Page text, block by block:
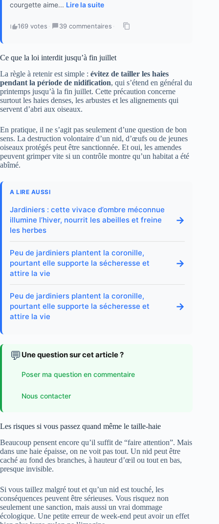
courgette aime... Lire la suite
169 votes · 39 commentaires ·
Ce que la loi interdit jusqu’à fin juillet
La règle à retenir est simple : évitez de tailler les haies
pendant la période de nidification, qui s’étend en général du
printemps jusqu’à la fin juillet. Cette précaution concerne
surtout les haies denses, les arbustes et les alignements qui
servent d’abri aux oiseaux.
En pratique, il ne s’agit pas seulement d’une question de bon
sens. La destruction volontaire d’un nid, d’œufs ou de jeunes
oiseaux protégés peut être sanctionnée. Et oui, les amendes
peuvent grimper vite si un contrôle montre qu’un habitat a été
abîmé.
A LIRE AUSSI
Jardiniers : cette vivace d’ombre méconnue
illumine l’hiver, nourrit les abeilles et freine
les herbes
→
Peu de jardiniers plantent la coronille,
pourtant elle supporte la sécheresse et
attire la vie
→
Peu de jardiniers plantent la coronille,
pourtant elle supporte la sécheresse et
attire la vie
→
💬 Une question sur cet article ?
Poser ma question en commentaire
Nous contacter
Les risques si vous passez quand même le taille-haie
Beaucoup pensent encore qu’il suffit de “faire attention”. Mais
dans une haie épaisse, on ne voit pas tout. Un nid peut être
caché au fond des branches, à hauteur d’œil ou tout en bas,
presque invisible.
Si vous taillez malgré tout et qu’un nid est touché, les
conséquences peuvent être sérieuses. Vous risquez non
seulement une sanction, mais aussi un vrai dommage
écologique. Une petite erreur de week-end peut avoir un effet